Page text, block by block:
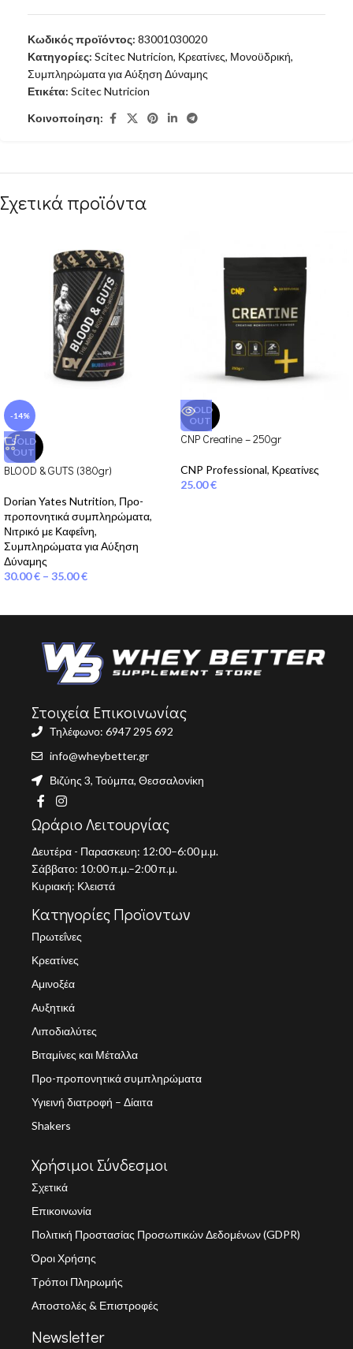
Κωδικός προϊόντος: 83001030020
Κατηγορίες: Scitec Nutricion, Κρεατίνες, Μονοϋδρική,
Συμπληρώματα για Αύξηση Δύναμης
Ετικέτα: Scitec Nutricion
Κοινοποίηση:
Σχετικά προϊόντα
-14%
SOLD
OUT
BLOOD & GUTS (380gr)
Dorian Yates Nutrition, Προ-
προπονητικά συμπληρώματα,
Νιτρικό με Καφεΐνη,
Συμπληρώματα για Αύξηση
Δύναμης
30.00€ – 35.00€
SOLD
OUT
CNP Creatine – 250gr
CNP Professional, Κρεατίνες
25.00€
Στοιχεία Επικοινωνίας
Τηλέφωνο: 6947 295 692
info@wheybetter.gr
Βιζύης 3, Τούμπα, Θεσσαλονίκη
Ωράριο Λειτουργίας
Δευτέρα - Παρασκευη: 12:00–6:00 μ.μ.
Σάββατο: 10:00 π.μ.–2:00 π.μ.
Κυριακή: Κλειστά
Κατηγορίες Προϊοντων
Πρωτεΐνες
Κρεατίνες
Αμινοξέα
Αυξητικά
Λιποδιαλύτες
Βιταμίνες και Μέταλλα
Προ-προπονητικά συμπληρώματα
Υγιεινή διατροφή – Δίαιτα
Shakers
Χρήσιμοι Σύνδεσμοι
Σχετικά
Επικοινωνία
Πολιτική Προστασίας Προσωπικών Δεδομένων (GDPR)
Όροι Χρήσης
Τρόποι Πληρωμής
Αποστολές & Επιστροφές
Newsletter